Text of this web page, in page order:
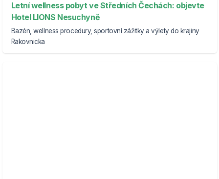
Letní wellness pobyt ve Středních Čechách: objevte
Hotel LIONS Nesuchyně
Bazén, wellness procedury, sportovní zážitky a výlety do krajiny
Rakovnicka